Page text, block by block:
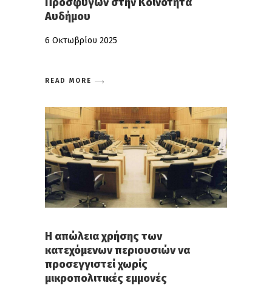
Αυδήμου
6 Οκτωβρίου 2025
READ MORE
Η απώλεια χρήσης των
κατεχόμενων περιουσιών να
προσεγγιστεί χωρίς
μικροπολιτικές εμμονές